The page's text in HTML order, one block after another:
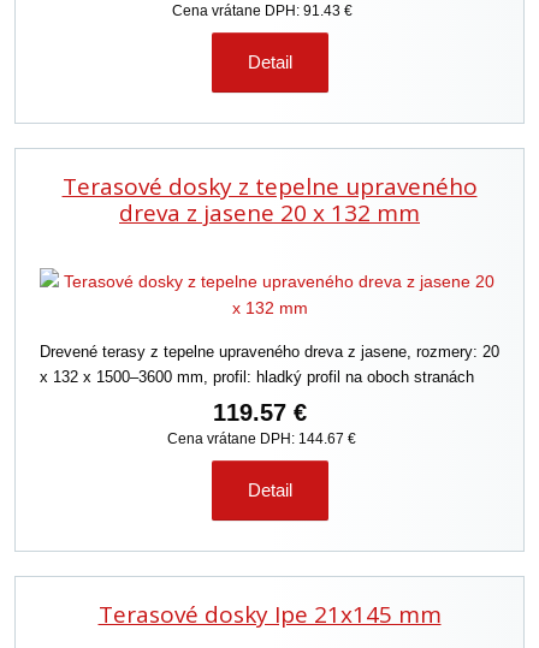
Cena vrátane DPH: 91.43 €
Detail
Terasové dosky z tepelne upraveného
dreva z jasene 20 x 132 mm
Drevené terasy z tepelne upraveného dreva z jasene, rozmery: 20
x 132 x 1500–3600 mm, profil: hladký profil na oboch stranách
119.57 €
Cena vrátane DPH: 144.67 €
Detail
Terasové dosky Ipe 21x145 mm